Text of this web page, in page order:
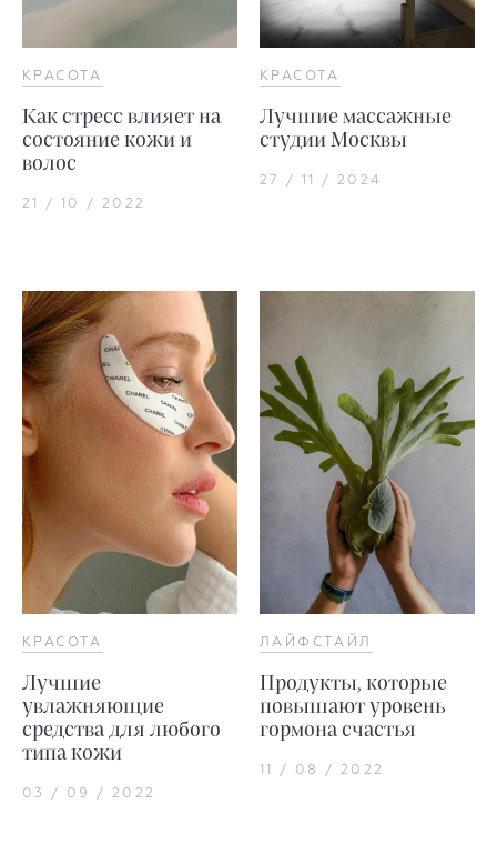
КРАСОТА
Как стресс влияет на
состояние кожи и
волос
21 / 10 / 2022
КРАСОТА
Лучшие массажные
студии Москвы
27 / 11 / 2024
КРАСОТА
Лучшие
увлажняющие
средства для любого
типа кожи
03 / 09 / 2022
ЛАЙФСТАЙЛ
Продукты, которые
повышают уровень
гормона счастья
11 / 08 / 2022